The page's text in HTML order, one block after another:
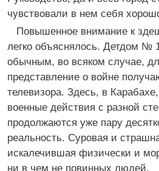
чувствовали в нем себя
Повышенное внимание к
легко объяснялось. Детдом №
обычным, во всяком случае,
представление о войне
телевизора. Здесь, в
военные действия с разной
продолжаются уже пару
реальность. Суровая и
искалечившая физически и
ни в чем не повинных людей.